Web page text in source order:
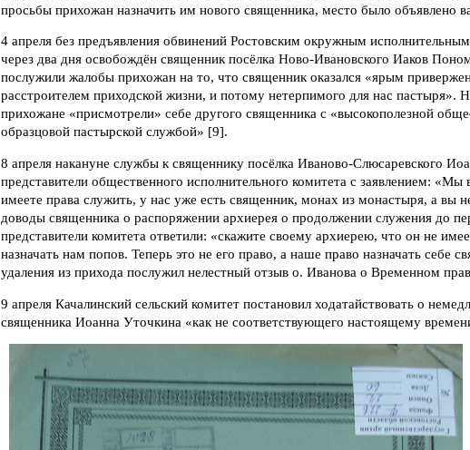
просьбы прихожан назначить им нового священника, место было объявлено
4 апреля без предъявления обвинений Ростовским окружным
через два дня освобождён священник посёлка Ново-Ивановского Иаков
послужили жалобы прихожан на то, что священник оказался «ярым
расстроителем приходской жизни, и потому нетерпимого для нас пастыря».
прихожане «присмотрели» себе другого священника с «высокополезной
образцовой пастырской службой» [9].
8 апреля накануне службы к священнику посёлка Иваново-Слюсаревского
представители общественного исполнительного комитета с заявлением:
имеете права служить, у нас уже есть священник, монах из монастыря, а вы
доводы священника о распоряжении архиерея о продолжении служения до
представители комитета ответили: «скажите своему архиерею, что он не
назначать нам попов. Теперь это не его право, а наше право назначать себе
удаления из прихода послужил нелестный отзыв о. Иванова о Временном
9 апреля Качалинский сельский комитет постановил ходатайствовать о
священника Иоанна Уточкина «как не соответствующего настоящему